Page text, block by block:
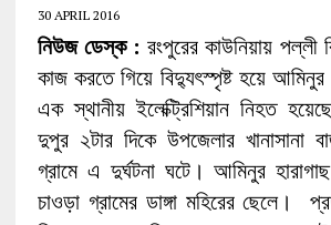
30 APRIL 2016
নিউজ ডেস্ক : রংপুরের কাউনিয়ায় পল্লী
কাজ করতে গিয়ে বিদ্যুৎস্পৃষ্ট হয়ে
এক স্থানীয় ইলেক্ট্রিশিয়ান নিহত
দুপুর ২টার দিকে উপজেলার খানাসানা
গ্রামে এ দুর্ঘটনা ঘটে। আমিনুর
চাওড়া গ্রামের ডাঙ্গা মহিরের ছেলে।